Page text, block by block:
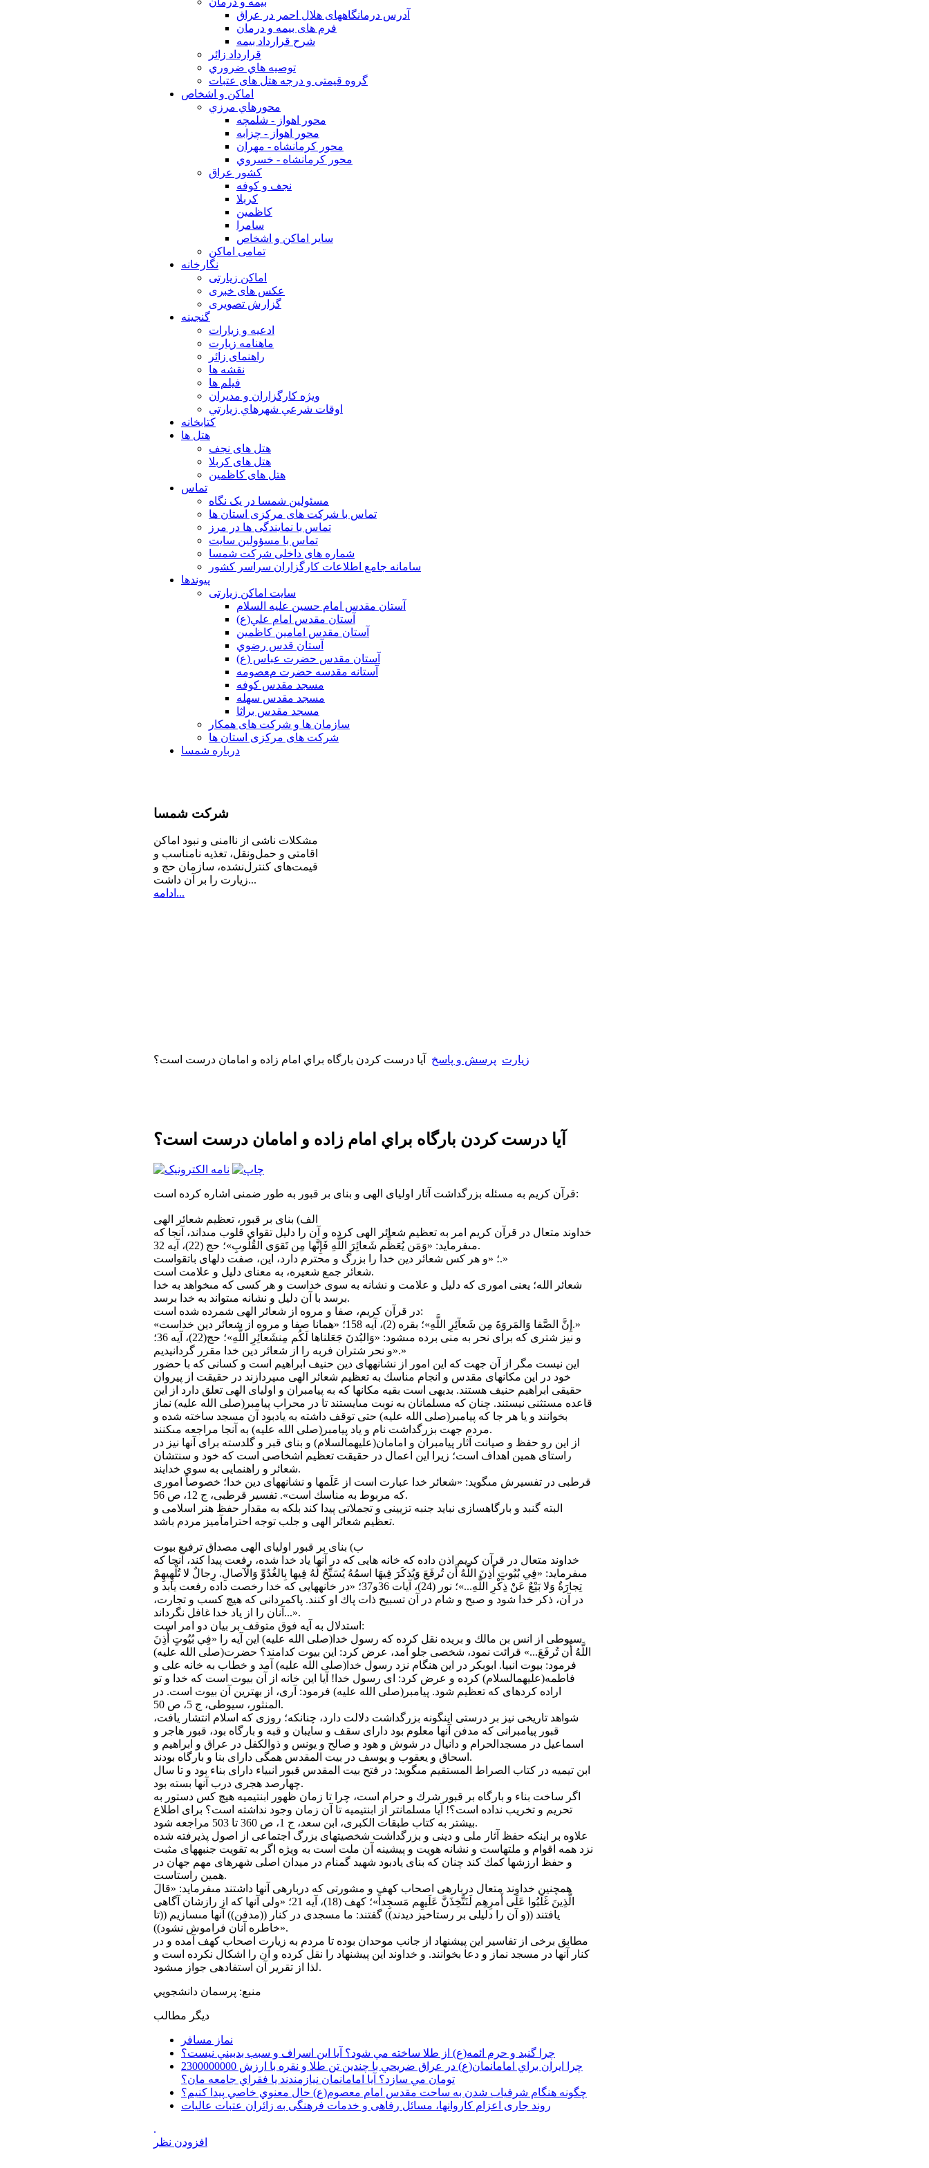
آدرس درمانگاههای هلال احمر در عراق
فرم های بیمه و درمان
شرح قرارداد بیمه
قرارداد زائر
توصيه هاي ضروري
گروه قیمتی و درجه هتل های عتبات
اماکن و اشخاص
محورهاي مرزي
محور اهواز - شلمچه
محور اهواز - چزابه
محور كرمانشاه - مهران
محور كرمانشاه - خسروي
كشور عراق
نجف و كوفه
كربلا
كاظمين
سامرا
ساير اماكن و اشخاص
تمامی اماکن
نگارخانه
اماکن زیارتی
عکس های خبری
گزارش تصویری
گنجینه
ادعیه و زیارات
ماهنامه زیارت
راهنمای زائر
نقشه ها
فیلم ها
ويژه كارگزاران و مديران
اوقات شرعي شهرهاي زيارتي
کتابخانه
هتل ها
هتل های نجف
هتل های کربلا
هتل های کاظمین
تماس
مسئولین شمسا در یک نگاه
تماس با شرکت های مرکزی استان ها
تماس با نمایندگی ها در مرز
تماس با مسؤولین سایت
شماره های داخلی شرکت شمسا
سامانه جامع اطلاعات کارگزاران سراسر کشور
پیوندها
سایت اماکن زیارتی
آستان مقدس امام حسين عليه السلام
آستان مقدس امام علي(ع)
آستان مقدس امامين كاظمين
آستان قدس رضوي
آستان مقدس حضرت عباس (ع)
آستانه مقدسه حضرت معصومه
مسجد مقدس كوفه
مسجد مقدس سهله
مسجد مقدس براثا
سازمان ها و شرکت های همکار
شرکت های مرکزی استان ها
درباره شمسا
شرکت شمسا
مشكلات ناشی از ناامنی و نبود اماكن
اقامتی و حمل‌ونقل، تغذیه‌ نامناسب و
قیمت‌های كنترل‌نشده، سازمان حج و
زیارت را بر آن داشت...
ادامه...
زیارت پرسش و پاسخ آيا درست كردن بارگاه براي امام زاده و امامان درست است؟
آيا درست كردن بارگاه براي امام زاده و امامان درست است؟
قرآن كريم به مسئله بزرگداشت آثار اولياى الهى و بناى بر قبور به طور ضمنى اشاره كرده است:
الف) بناى بر قبور، تعظيم شعائر الهى‏
خداوند متعال در قرآن كريم امر به تعظيم شعائر الهى كرده و آن را دليل تقواى قلوب مى‏داند، آنجا كه
مى‏فرمايد: «وَمَن يُعَظِّم شَعائِرَ اللَّهِ فَإِنَّها مِن تَقوَى القُلُوبِ»؛ حج (22)، آيه 32.
؛ «و هر كس شعائر دين خدا را بزرگ و محترم دارد، اين، صفت دل‏هاى باتقواست.»
شعائر جمع شعيره، به معناى دليل و علامت است.
شعائر الله؛ يعنى امورى كه دليل و علامت و نشانه به سوى خداست و هر كسى كه مى‏خواهد به خدا
برسد با آن دليل و نشانه مى‏تواند به خدا برسد.
در قرآن كريم، صفا و مروه از شعائر الهى شمرده شده است:
«إِنَّ الصَّفا وَالمَروَةَ مِن شَعآئِرِ اللَّهِ»؛ بقره (2)، آيه 158؛ «همانا صفا و مروه از شعائر دين خداست.»
و نيز شترى كه براى نحر به منى برده مى‏شود: «وَالبُدنَ جَعَلناها لَكُم مِن‏شَعآئِرِ اللَّهِ»؛ حج(22)، آيه 36؛
«و نحر شتران فربه را از شعائر دين خدا مقرر گردانيديم.»
اين نيست مگر از آن جهت كه اين امور از نشانه‏هاى دين حنيف ابراهيم است و كسانى كه با حضور
خود در اين مكان‏هاى مقدس و انجام مناسك به تعظيم شعائر الهى مى‏پردازند در حقيقت از پيروان
حقيقى ابراهيم حنيف هستند. بديهى است بقيه مكان‏ها كه به پيامبران و اولياى الهى تعلق دارد از اين
قاعده مستثنى نيستند. چنان كه مسلمانان به نوبت مى‏ايستند تا در محراب پيامبر(صلى ‏الله‏ عليه) نماز
بخوانند و يا هر جا كه پيامبر(صلى ‏الله‏ عليه) حتى توقف داشته به يادبود آن مسجد ساخته شده و
مردم جهت بزرگداشت نام و ياد پيامبر(صلى ‏الله‏ عليه) به آنجا مراجعه مى‏كنند.
از اين رو حفظ و صيانت آثار پيامبران و امامان(عليهم‏السلام) و بناى قبر و گلدسته براى آن‏ها نيز در
راستاى همين اهداف است؛ زيرا اين اعمال در حقيقت تعظيم اشخاصى است كه خود و سنتشان
شعائر و راهنمايى به سوى خدايند.
قرطبى در تفسيرش مى‏گويد: «شعائر خدا عبارت است از عَلَم‏ها و نشانه‏هاى دين خدا؛ خصوصاً امورى
كه مربوط به مناسك است». تفسير قرطبى، ج 12، ص 56.
البته گنبد و بارگاه‏سازى نبايد جنبه تزيينى و تجملاتى پيدا كند بلكه به مقدار حفظ هنر اسلامى و
تعظيم شعائر الهى و جلب توجه احترام‏آميز مردم باشد.
ب) بناى بر قبور اولياى الهى مصداق ترفيع بيوت‏
خداوند متعال در قرآن كريم اذن داده كه خانه ‏هايى كه در آن‏ها ياد خدا شده، رفعت پيدا كند، آنجا كه
مى‏فرمايد: «فِي بُيُوتٍ أَذِنَ اللَّهُ أَن تُرفَعَ وَيُذكَرَ فِيهَا اسمُهُ يُسَبِّحُ لَهُ فِيها بِالغُدُوِّ وَالْآصالِ. رِجالٌ لا تُلْهِيهِمْ
تِجارَةٌ وَلا بَيْعٌ عَنْ ذِكْرِ اللَّهِ...»؛ نور (24)، آيات 36و37؛ «در خانه‏هايى كه خدا رخصت داده رفعت يابد و
در آن، ذكر خدا شود و صبح و شام در آن تسبيح ذات پاك او كنند. پاك‏مردانى كه هيچ كسب و تجارت،
آنان را از ياد خدا غافل نگرداند...».
استدلال به آيه فوق متوقف بر بيان دو امر است:
سيوطى از انس بن مالك و بريده نقل كرده كه رسول خدا(صلى ‏الله‏ عليه) اين آيه را «فِي بُيُوتٍ أَذِنَ
اللَّهُ أَن تُرفَعَ...» قرائت نمود، شخصى جلو آمد، عرض كرد: اين بيوت كدامند؟ حضرت(صلى ‏الله‏ عليه)
فرمود: بيوت انبيا. ابوبكر در اين هنگام نزد رسول خدا(صلى‏ الله‏ عليه) آمد و خطاب به خانه على و
فاطمه(عليهم‏السلام) كرده و عرض كرد: اى رسول خدا! آيا اين خانه از آن بيوت است كه خدا و تو
اراده كرده‏اى كه تعظيم شود. پيامبر(صلى ‏الله‏ عليه) فرمود: آرى، از بهترين آن بيوت است. در
المنثور، سيوطى، ج 5، ص 50.
شواهد تاريخى نيز بر درستى اين‏گونه بزرگداشت دلالت دارد، چنان‏كه؛ روزى كه اسلام انتشار يافت،
قبور پيامبرانى كه مدفن آنها معلوم بود داراى سقف و سايبان و قبه و بارگاه بود، قبور هاجر و
اسماعيل در مسجدالحرام و دانيال در شوش و هود و صالح و يونس و ذوالكفل در عراق و ابراهيم و
اسحاق و يعقوب و يوسف در بيت المقدس همگى داراى بنا و بارگاه بودند.
ابن‏ تيميه در كتاب الصراط المستقيم مى‏گويد: در فتح بيت‏ المقدس قبور انبياء داراى بناء بود و تا سال
چهارصد هجرى درب آنها بسته بود.
اگر ساخت بناء و بارگاه بر قبور شرك و حرام است، چرا تا زمان ظهور ابن‏تيميه هيچ كس دستور به
تحريم و تخريب نداده است؟! آيا مسلمان‏تر از ابن‏تيميه تا آن زمان وجود نداشته است؟ براى اطلاع
بيشتر به كتاب طبقات الكبرى، ابن‏ سعد، ج 1، ص 360 تا 503 مراجعه شود.
علاوه بر اينكه حفظ آثار ملى و دينى و بزرگداشت شخصيت‏هاى بزرگ اجتماعى از اصول پذيرفته شده
نزد همه اقوام و ملت‏هاست و نشانه هويت و پيشينه آن ملت است به ويژه اگر به تقويت جنبه‏هاى مثبت
و حفظ ارزش‏ها كمك كند چنان كه بناى يادبود شهيد گمنام در ميدان اصلى شهرهاى مهم جهان در
همين راستاست.
همچنين خداوند متعال درباره‏ى اصحاب كهف و مشورتى كه درباره‏ى آن‏ها داشتند مى‏فرمايد: «قالَ
الَّذِينَ غَلَبُوا عَلَى أَمرِهِم لَنَتَّخِذَنَّ عَلَيهِم مَسجِداً»؛ كهف (18)، آيه 21؛ «ولى آن‏ها كه از رازشان آگاهى
يافتند ((و آن را دليلى بر رستاخيز ديدند)) گفتند: ما مسجدى در كنار ((مدفن)) آن‏ها مى‏سازيم ((تا
خاطره آنان فراموش نشود))».
مطابق برخى از تفاسير اين پيشنهاد از جانب موحدان بوده تا مردم به زيارت اصحاب كهف آمده و در
كنار آن‏ها در مسجد نماز و دعا بخوانند. و خداوند اين پيشنهاد را نقل كرده و آن را اشكال نكرده است و
لذا از تقرير آن استفاده‏ى جواز مى‏شود.
منبع: پرسمان دانشجويي
دیگر مطالب
نماز مسافر
چرا گنبد و حرم ائمه(ع) از طلا ساخته مي شود؟ آيا اين اسراف و سبب بدبيني نيست؟
چرا ايران براي امامانمان(ع) در عراق ضريحي با چندين تن طلا و نقره با ارزش 2300000000
تومان مي سازد؟ آيا امامانمان نيازمندند يا فقراي جامعه مان؟
چگونه هنگام شرفياب شدن به ساحت مقدس امام معصوم(ع) حال معنوي خاصي پيدا كنيم؟
روند جاری اعزام کاروانها، مسائل رفاهی و خدمات فرهنگی به زائران عتبات عالیات
.
افزودن نظر